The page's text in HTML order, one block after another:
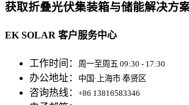
获取折叠光伏集装箱与储能解决方
EK SOLAR 客户服务中心
工作时间： 周一至周五 09:30 - 17:30
办公地址： 中国·上海市 奉贤区
咨询热线： +86 13816583346